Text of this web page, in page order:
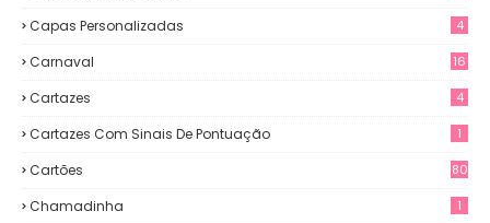
Capas Personalizadas 4
Carnaval 16
Cartazes 4
Cartazes Com Sinais De Pontuação 1
Cartões 80
Chamadinha 1